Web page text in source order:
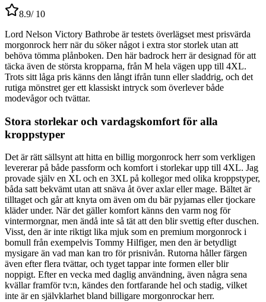
8.9/ 10
Lord Nelson Victory Bathrobe är testets överlägset mest prisvärda
morgonrock herr när du söker något i extra stor storlek utan att
behöva tömma plånboken. Den här badrock herr är designad för att
täcka även de största kropparna, från M hela vägen upp till 4XL.
Trots sitt låga pris känns den långt ifrån tunn eller sladdrig, och det
rutiga mönstret ger ett klassiskt intryck som överlever både
modevågor och tvättar.
Stora storlekar och vardagskomfort för alla
kroppstyper
Det är rätt sällsynt att hitta en billig morgonrock herr som verkligen
levererar på både passform och komfort i storlekar upp till 4XL. Jag
provade själv en XL och en 3XL på kollegor med olika kroppstyper,
båda satt bekvämt utan att snäva åt över axlar eller mage. Bältet är
tilltaget och går att knyta om även om du bär pyjamas eller tjockare
kläder under. När det gäller komfort känns den varm nog för
vintermorgnar, men ändå inte så tät att den blir svettig efter duschen.
Visst, den är inte riktigt lika mjuk som en premium morgonrock i
bomull från exempelvis Tommy Hilfiger, men den är betydligt
mysigare än vad man kan tro för prisnivån. Rutorna håller färgen
även efter flera tvättar, och tyget tappar inte formen eller blir
noppigt. Efter en vecka med daglig användning, även några sena
kvällar framför tv:n, kändes den fortfarande hel och stadig, vilket
inte är en självklarhet bland billigare morgonrockar herr.